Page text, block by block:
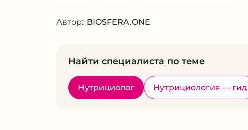
Автор: BIOSFERA.ONE
Найти специалиста по теме
Нутрициолог Нутрициология — гид